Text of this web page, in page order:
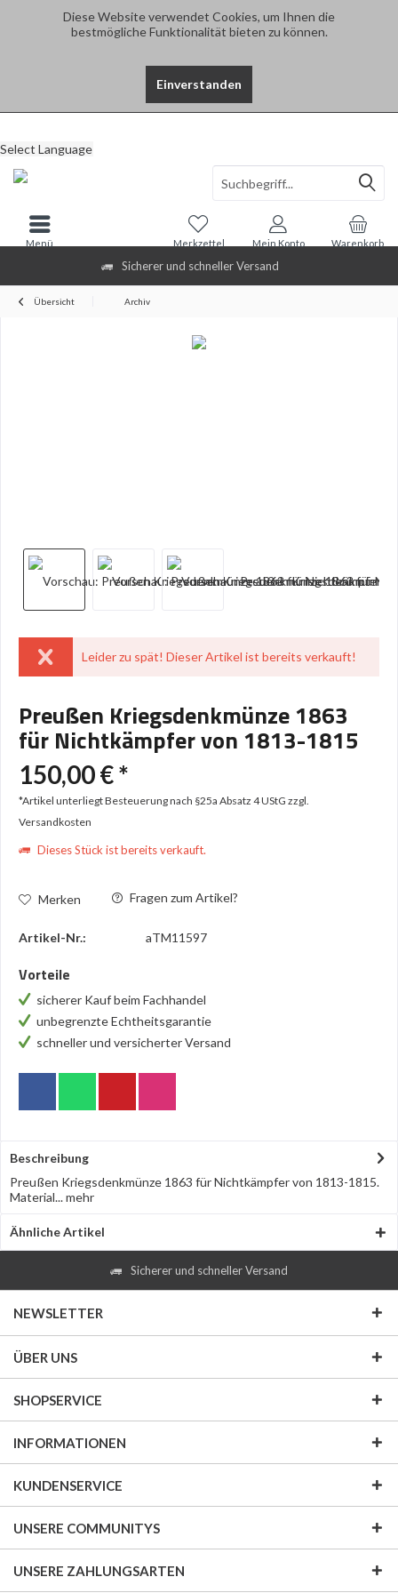
Diese Website verwendet Cookies, um Ihnen die
bestmögliche Funktionalität bieten zu können.
Einverstanden
Sicherer und schneller Versand
Select Language
Warenkorb
Merkzettel Mein Konto
Menü
Übersicht Archiv
Leider zu spät! Dieser Artikel ist bereits verkauft!
Preußen Kriegsdenkmünze 1863
für Nichtkämpfer von 1813-1815
150,00 € *
*Artikel unterliegt Besteuerung nach §25a Absatz 4 UStG zzgl.
Versandkosten
Dieses Stück ist bereits verkauft.
Merken Fragen zum Artikel?
Artikel-Nr.: aTM11597
Vorteile
sicherer Kauf beim Fachhandel
unbegrenzte Echtheitsgarantie
schneller und versicherter Versand
Beschreibung
Preußen Kriegsdenkmünze 1863 für Nichtkämpfer von 1813-1815.
Material...mehr
Ähnliche Artikel
Sicherer und schneller Versand
NEWSLETTER
ÜBER UNS
SHOPSERVICE
INFORMATIONEN
KUNDENSERVICE
UNSERE COMMUNITYS
UNSERE ZAHLUNGSARTEN